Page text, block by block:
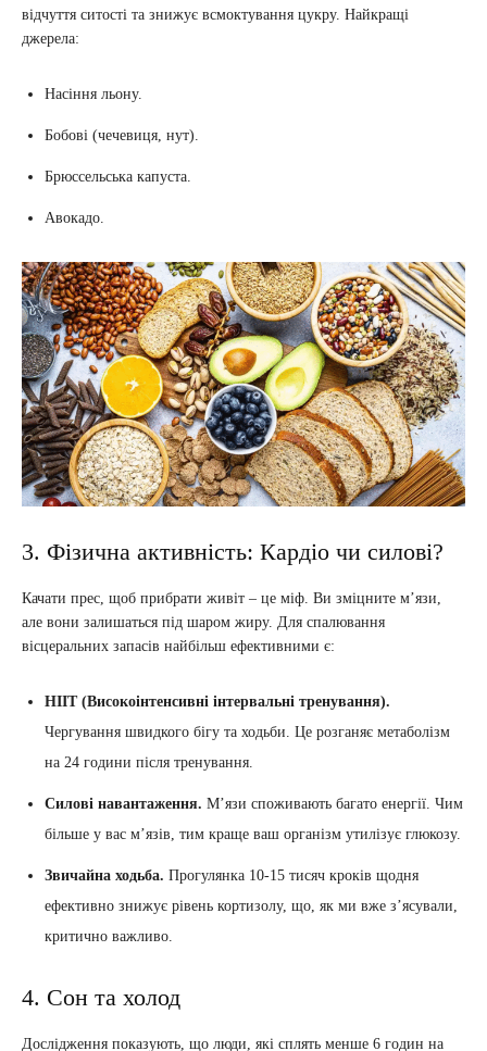
відчуття ситості та знижує всмоктування цукру. Найкращі
джерела:
Насіння льону.
Бобові (чечевиця, нут).
Брюссельська капуста.
Авокадо.
3. Фізична активність: Кардіо чи силові?
Качати прес, щоб прибрати живіт – це міф. Ви зміцните м’язи,
але вони залишаться під шаром жиру. Для спалювання
вісцеральних запасів найбільш ефективними є:
HIIT (Високоінтенсивні інтервальні тренування).
Чергування швидкого бігу та ходьби. Це розганяє метаболізм
на 24 години після тренування.
Силові навантаження. М’язи споживають багато енергії. Чим
більше у вас м’язів, тим краще ваш організм утилізує глюкозу.
Звичайна ходьба. Прогулянка 10-15 тисяч кроків щодня
ефективно знижує рівень кортизолу, що, як ми вже з’ясували,
критично важливо.
4. Сон та холод
Дослідження показують, що люди, які сплять менше 6 годин на